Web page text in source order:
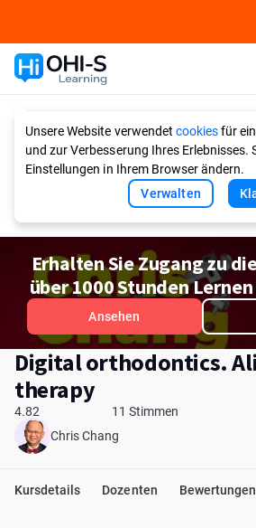
Unsere Website verwendet cookiesfür
und zur Verbesserung Ihres Erlebnisses.
Einstellungen in Ihrem Browser ändern.
Verwalten
Erhalten Sie Zugang zu
über 1000 Stunden
Ansehen
Digital orthodontics.
therapy
4.82
11 Stimmen
Chris Chang
Kursdetails Dozenten Bewertungen